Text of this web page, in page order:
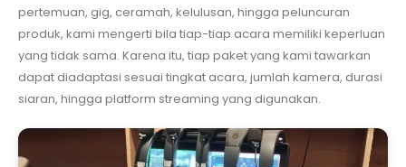
pertemuan, gig, ceramah, kelulusan, hingga peluncuran
produk, kami mengerti bila tiap-tiap acara memiliki keperluan
yang tidak sama. Karena itu, tiap paket yang kami tawarkan
dapat diadaptasi sesuai tingkat acara, jumlah kamera, durasi
siaran, hingga platform streaming yang digunakan.